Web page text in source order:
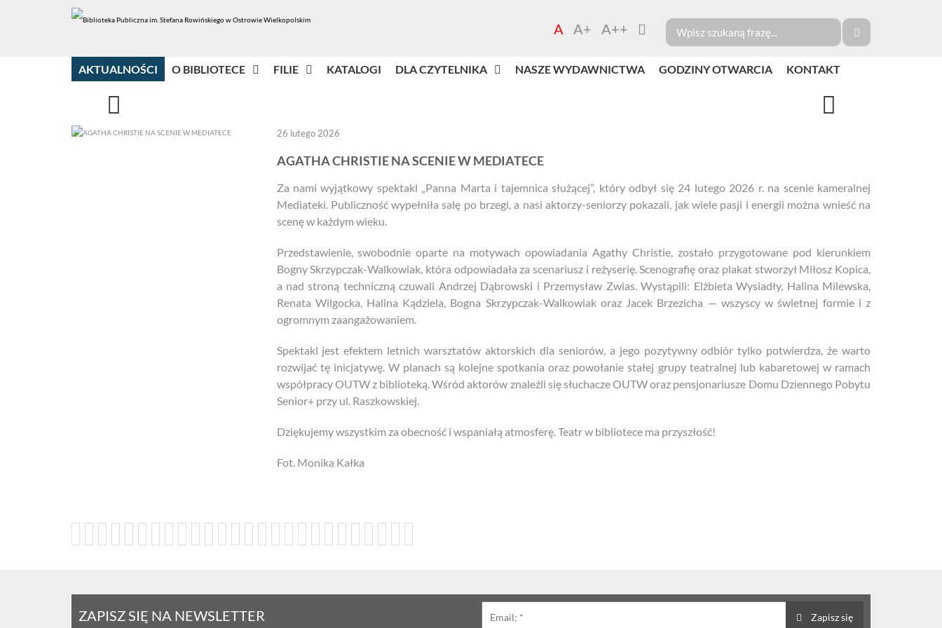
A A+ A++
AKTUALNOŚCI O BIBLIOTECE FILIE KATALOGI DLA CZYTELNIKA NASZE WYDAWNICTWA GODZINY OTWARCIA KONTAKT
26 lutego 2026
AGATHA CHRISTIE NA SCENIE W MEDIATECE
Za nami wyjątkowy spektakl „Panna Marta i tajemnica służącej”, który odbył się 24 lutego 2026 r. na scenie kameralnej
Mediateki. Publiczność wypełniła salę po brzegi, a nasi aktorzy-seniorzy pokazali, jak wiele pasji i energii można wnieść na
scenę w każdym wieku.
Przedstawienie, swobodnie oparte na motywach opowiadania Agathy Christie, zostało przygotowane pod kierunkiem
Bogny Skrzypczak-Walkowiak, która odpowiadała za scenariusz i reżyserię. Scenografię oraz plakat stworzył Miłosz Kopica,
a nad stroną techniczną czuwali Andrzej Dąbrowski i Przemysław Zwias. Wystąpili: Elżbieta Wysiadły, Halina Milewska,
Renata Wilgocka, Halina Kądziela, Bogna Skrzypczak-Walkowiak oraz Jacek Brzezicha — wszyscy w świetnej formie i z
ogromnym zaangażowaniem.
Spektakl jest efektem letnich warsztatów aktorskich dla seniorów, a jego pozytywny odbiór tylko potwierdza, że warto
rozwijać tę inicjatywę. W planach są kolejne spotkania oraz powołanie stałej grupy teatralnej lub kabaretowej w ramach
współpracy OUTW z biblioteką. Wśród aktorów znaleźli się słuchacze OUTW oraz pensjonariusze Domu Dziennego Pobytu
Senior+ przy ul. Raszkowskiej.
Dziękujemy wszystkim za obecność i wspaniałą atmosferę. Teatr w bibliotece ma przyszłość!
Fot. Monika Kałka
ZAPISZ SIĘ NA NEWSLETTER Zapisz się